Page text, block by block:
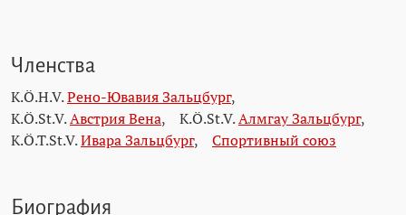
Членства
K.Ö.H.V.Рено-Ювавия Зальцбург,
K.Ö.St.V.Австрия Вена, K.Ö.St.V.Алмгау Зальцбург,
K.Ö.T.St.V.Ивара Зальцбург, Спортивный союз
Биография